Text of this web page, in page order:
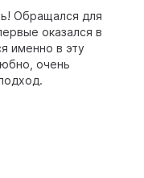
Обращался для
оказался в
именно в эту
очень